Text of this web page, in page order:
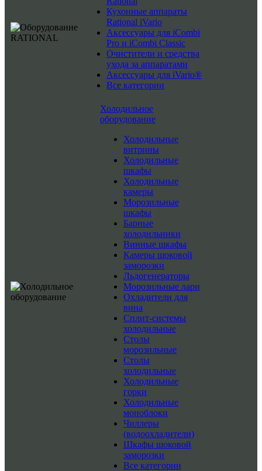
Кухонные аппараты
Rational iVario
Аксессуары для iCombi
Pro и iCombi Classic
Очистители и средства
ухода за аппаратами
Аксессуары для iVario®
Все категории
Холодильное
оборудование
Холодильные
витрины
Холодильные
шкафы
Холодильные
камеры
Морозильные
шкафы
Барные
холодильники
Винные шкафы
Камеры шоковой
заморозки
Льдогенераторы
Морозильные лари
Охладители для
вина
Сплит-системы
холодильные
Столы
морозильные
Столы
холодильные
Холодильные
горки
Холодильные
моноблоки
Чиллеры
(водоохладители)
Шкафы шоковой
заморозки
Все категории